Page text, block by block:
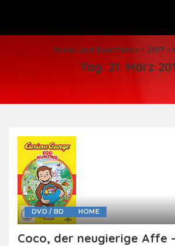
Promi und Eventfotos> 2017 >
Tag: 21. März
DVD / BD HOME
Coco, der neugierige Affe